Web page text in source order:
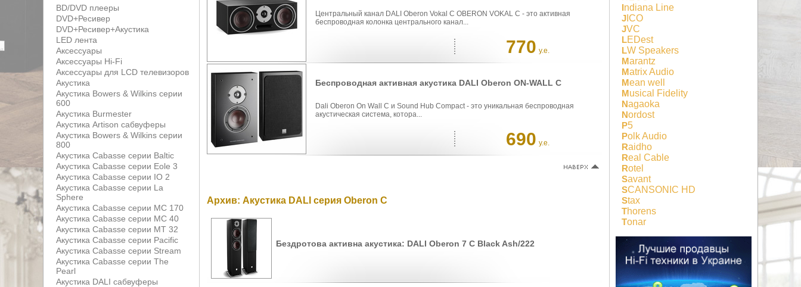
BD/DVD плееры
DVD+Ресивер
DVD+Ресивер+Акустика
LED лента
Аксессуары
Аксессуары Hi-Fi
Аксессуары для LCD телевизоров
Акустика
Акустика Bowers & Wilkins серии
600
Акустика Burmester
Акустика Artison сабвуферы
Акустика Bowers & Wilkins серии
800
Акустика Cabasse серии Baltic
Акустика Cabasse серии Eole 3
Акустика Cabasse серии IO 2
Акустика Cabasse серии La
Sphere
Акустика Cabasse серии MC 170
Акустика Cabasse серии MC 40
Акустика Cabasse серии MT 32
Акустика Cabasse серии Pacific
Акустика Cabasse серии Stream
Акустика Cabasse серии The
Pearl
Акустика DALI сабвуферы
Центральный канал DALI Oberon Vokal С OBERON VOKAL C - это активная
беспроводная колонка центрального канал...
770 у.е.
Беспроводная активная акустика DALI Oberon ON-WALL С
Dali Oberon On Wall C и Sound Hub Compact - это уникальная беспроводная
акустическая система, котора...
690 у.е.
Архив: Акустика DALI серия Oberon С
Бездротова активна акустика: DALI Oberon 7 С Black Ash/222
Indiana Line
JICO
JVC
LEDest
LW Speakers
Marantz
Matrix Audio
Mean well
Musical Fidelity
Nagaoka
Nordost
P5
Polk Audio
Raidho
Real Cable
Rotel
Savant
SCANSONIC HD
Stax
Thorens
Tonar